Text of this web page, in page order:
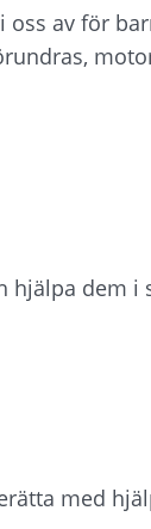
av för
hjälpa dem i
med